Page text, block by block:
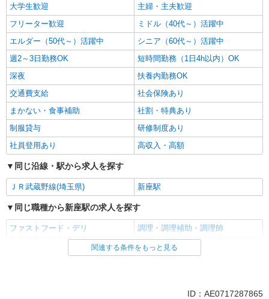
大学生歓迎
主婦・主夫歓迎
フリーター歓迎
ミドル（40代～）活躍中
エルダー（50代～）活躍中
シニア（60代～）活躍中
週2～3日勤務OK
短時間勤務（1日4h以内）OK
深夜
扶養内勤務OK
交通費支給
社会保険あり
まかない・食事補助
社割・特典あり
制服貸与
研修制度あり
社員登用あり
高収入・高額
同じ沿線・駅から求人を探す
ＪＲ武蔵野線(埼玉県) 新座駅
同じ職種から新座駅の求人を探す
ファストフード・デリ 調理・調理補助・調理師
同じ雇用形態から新座駅の求人を探す
関連する条件をもっと見る
ID：AE0717287865